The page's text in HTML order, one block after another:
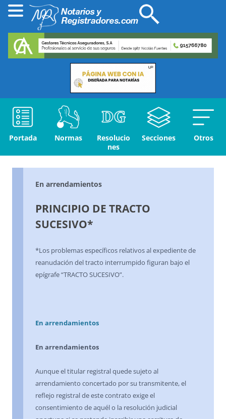
Portada Normas
Resolucio
nes
Secciones Otros
En arrendamientos
PRINCIPIO DE TRACTO
SUCESIVO*
*Los problemas específicos relativos al expediente de
reanudación del tracto interrumpido figuran bajo el
epígrafe “TRACTO SUCESIVO”.
En arrendamientos
En arrendamientos
Aunque el titular registral quede sujeto al
arrendamiento concertado por su transmitente, el
reflejo registral de este contrato exige el
consentimiento de aquél o la resolución judicial